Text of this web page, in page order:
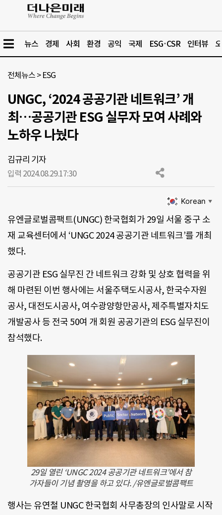
뉴스 경제 사회 환경 공익 국제 ESG·CSR 인터뷰
전체뉴스 > ESG
UNGC, ‘2024 공공기관 네트워크’ 개
최…공공기관 ESG 실무자 모여 사례와
노하우 나눴다
김규리 기자
입력 2024.08.29.17:30
Korean ▼
유엔글로벌콤팩트(UNGC) 한국협회가 29일 서울 중구 소
재 교육센터에서 ‘UNGC 2024 공공기관 네트워크’를 개최
했다.
공공기관 ESG 실무진 간 네트워크 강화 및 상호 협력을 위
해 마련된 이번 행사에는 서울주택도시공사, 한국수자원
공사, 대전도시공사, 여수광양항만공사, 제주특별자치도
개발공사 등 전국 50여 개 회원 공공기관의 ESG 실무진이
참석했다.
29일 열린 ‘UNGC 2024 공공기관 네트워크’에서 참
가자들이 기념 촬영을 하고 있다. /유엔글로벌콤팩트
행사는 유연철 UNGC 한국협회 사무총장의 인사말로 시작